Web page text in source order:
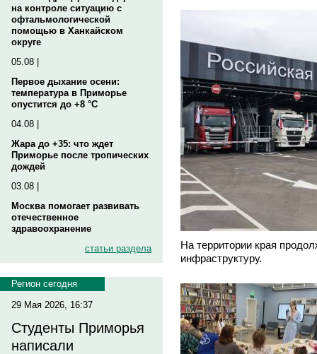
на контроле ситуацию с
офтальмологической
помощью в Ханкайском
округе
05.08 |
Первое дыхание осени:
температура в Приморье
опустится до +8 °C
04.08 |
Жара до +35: что ждет
Приморье после тропических
дождей
03.08 |
Москва помогает развивать
отечественное
здравоохранение
статьи раздела
Регион сегодня
29 Мая 2026, 16:37
Студенты Приморья
написали
На территории края
инфраструктуру.